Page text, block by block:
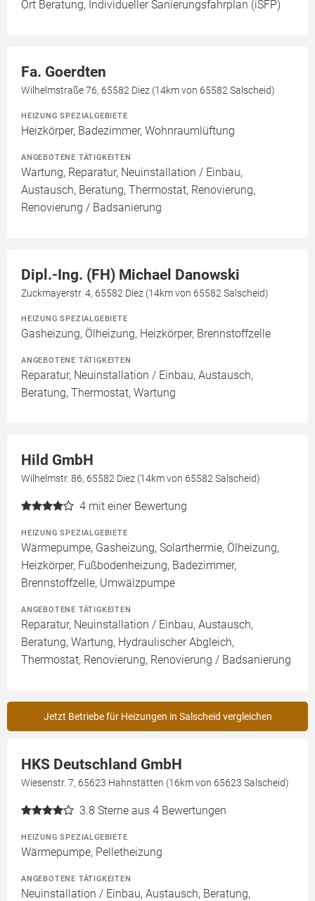
Ort Beratung, Individueller Sanierungsfahrplan (iSFP)
Fa. Goerdten
Wilhelmstraße 76, 65582 Diez (14km von 65582 Salscheid)
HEIZUNG SPEZIALGEBIETE
Heizkörper, Badezimmer, Wohnraumlüftung
ANGEBOTENE TÄTIGKEITEN
Wartung, Reparatur, Neuinstallation / Einbau,
Austausch, Beratung, Thermostat, Renovierung,
Renovierung / Badsanierung
Dipl.-Ing. (FH) Michael Danowski
Zuckmayerstr. 4, 65582 Diez (14km von 65582 Salscheid)
HEIZUNG SPEZIALGEBIETE
Gasheizung, Ölheizung, Heizkörper, Brennstoffzelle
ANGEBOTENE TÄTIGKEITEN
Reparatur, Neuinstallation / Einbau, Austausch,
Beratung, Thermostat, Wartung
Hild GmbH
Wilhelmstr. 86, 65582 Diez (14km von 65582 Salscheid)
4 mit einer Bewertung
HEIZUNG SPEZIALGEBIETE
Wärmepumpe, Gasheizung, Solarthermie, Ölheizung,
Heizkörper, Fußbodenheizung, Badezimmer,
Brennstoffzelle, Umwälzpumpe
ANGEBOTENE TÄTIGKEITEN
Reparatur, Neuinstallation / Einbau, Austausch,
Beratung, Wartung, Hydraulischer Abgleich,
Thermostat, Renovierung, Renovierung / Badsanierung
Jetzt Betriebe für Heizungen in Salscheid vergleichen
HKS Deutschland GmbH
Wiesenstr. 7, 65623 Hahnstätten (16km von 65623 Salscheid)
3.8 Sterne aus 4 Bewertungen
HEIZUNG SPEZIALGEBIETE
Wärmepumpe, Pelletheizung
ANGEBOTENE TÄTIGKEITEN
Neuinstallation / Einbau, Austausch, Beratung,